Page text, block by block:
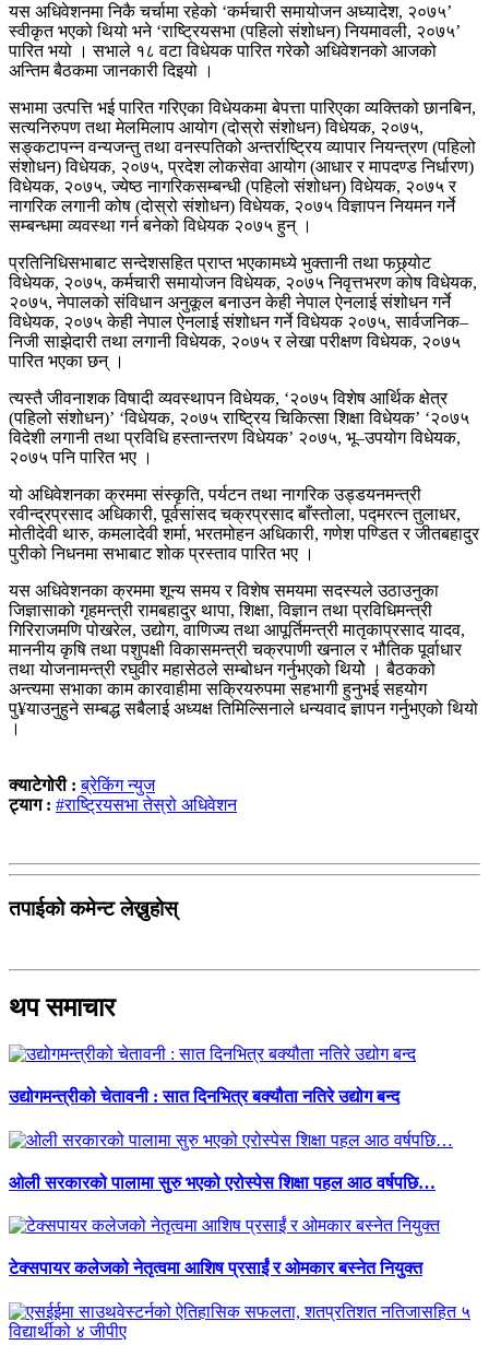
यस अधिवेशनमा निकै चर्चामा रहेको ‘कर्मचारी समायोजन अध्यादेश, २०७५’
स्वीकृत भएको थियो भने ‘राष्ट्रियसभा (पहिलो संशोधन) नियमावली, २०७५’
पारित भयो । सभाले १८ वटा विधेयक पारित गरेकोे अधिवेशनको आजको
अन्तिम बैठकमा जानकारी दिइयो ।
सभामा उत्पत्ति भई पारित गरिएका विधेयकमा बेपत्ता पारिएका व्यक्तिको छानबिन,
सत्यनिरुपण तथा मेलमिलाप आयोग (दोस्रो संशोधन) विधेयक, २०७५,
सङ्कटापन्न वन्यजन्तु तथा वनस्पतिको अन्तर्राष्ट्रिय व्यापार नियन्त्रण (पहिलो
संशोधन) विधेयक, २०७५, प्रदेश लोकसेवा आयोग (आधार र मापदण्ड निर्धारण)
विधेयक, २०७५, ज्येष्ठ नागरिकसम्बन्धी (पहिलो संशोधन) विधेयक, २०७५ र
नागरिक लगानी कोष (दोस्रो संशोधन) विधेयक, २०७५ विज्ञापन नियमन गर्ने
सम्बन्धमा व्यवस्था गर्न बनेको विधेयक २०७५ हुन् ।
प्रतिनिधिसभाबाट सन्देशसहित प्राप्त भएकामध्ये भुक्तानी तथा फछ्र्योट
विधेयक, २०७५, कर्मचारी समायोजन विधेयक, २०७५ निवृत्तभरण कोष विधेयक,
२०७५, नेपालको संविधान अनुकूल बनाउन केही नेपाल ऐनलाई संशोधन गर्ने
विधेयक, २०७५ केही नेपाल ऐनलाई संशोधन गर्ने विधेयक २०७५, सार्वजनिक–
निजी साझेदारी तथा लगानी विधेयक, २०७५ र लेखा परीक्षण विधेयक, २०७५
पारित भएका छन् ।
त्यस्तै जीवनाशक विषादी व्यवस्थापन विधेयक, ‘२०७५ विशेष आर्थिक क्षेत्र
(पहिलो संशोधन)’ ‘विधेयक, २०७५ राष्ट्रिय चिकित्सा शिक्षा विधेयक’ ‘२०७५
विदेशी लगानी तथा प्रविधि हस्तान्तरण विधेयक’ २०७५, भू–उपयोग विधेयक,
२०७५ पनि पारित भए ।
यो अधिवेशनका क्रममा संस्कृति, पर्यटन तथा नागरिक उड्डयनमन्त्री
रवीन्द्रप्रसाद अधिकारी, पूर्वसांसद चक्रप्रसाद बाँस्तोला, पद्मरत्न तुलाधर,
मोतीदेवी थारु, कमलादेवी शर्मा, भरतमोहन अधिकारी, गणेश पण्डित र जीतबहादुर
पुरीको निधनमा सभाबाट शोक प्रस्ताव पारित भए ।
यस अधिवेशनका क्रममा शून्य समय र विशेष समयमा सदस्यले उठाउनुका
जिज्ञासाको गृहमन्त्री रामबहादुर थापा, शिक्षा, विज्ञान तथा प्रविधिमन्त्री
गिरिराजमणि पोखरेल, उद्योग, वाणिज्य तथा आपूर्तिमन्त्री मातृकाप्रसाद यादव,
माननीय कृषि तथा पशुपक्षी विकासमन्त्री चक्रपाणी खनाल र भौतिक पूर्वाधार
तथा योजनामन्त्री रघुवीर महासेठले सम्बोधन गर्नुभएको थियोे । बैठकको
अन्त्यमा सभाका काम कारवाहीमा सक्रियरुपमा सहभागी हुनुभई सहयोग
पु¥याउनुहुने सम्बद्ध सबैलाई अध्यक्ष तिमिल्सिनाले धन्यवाद ज्ञापन गर्नुभएको थियो
।
क्याटेगोरी :ब्रेकिंग न्युज
ट्याग : #राष्ट्रियसभा तेस्रो अधिवेशन
तपाईको कमेन्ट लेख्नुहोस्
थप समाचार
उद्योगमन्त्रीको चेतावनी : सात दिनभित्र बक्यौता नतिरे उद्योग बन्द
ओली सरकारको पालामा सुरु भएको एरोस्पेस शिक्षा पहल आठ वर्षपछि…
टेक्सपायर कलेजको नेतृत्वमा आशिष प्रसाईं र ओमकार बस्नेत नियुक्त